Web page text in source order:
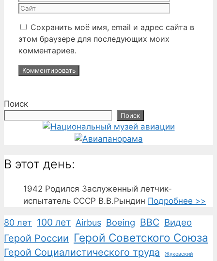
Сохранить моё имя, email и адрес сайта в
этом браузере для последующих моих
комментариев.
Поиск
Поиск
В этот день:
1942 Родился Заслуженный летчик-
испытатель СССР В.В.Рындин Подробнее >>
80 лет 100 лет Airbus Boeing ВВС Видео
Герой России Герой Советского Союза
Герой Социалистического труда Жуковский